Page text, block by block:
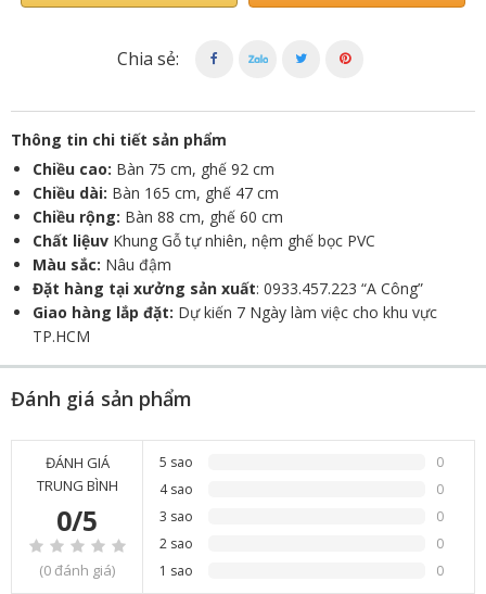
Chia sẻ:
Thông tin chi tiết sản phẩm
Chiều cao: Bàn 75 cm, ghế 92 cm
Chiều dài: Bàn 165 cm, ghế 47 cm
Chiều rộng: Bàn 88 cm, ghế 60 cm
Chất liệuv Khung Gỗ tự nhiên, nệm ghế bọc PVC
Màu sắc: Nâu đậm
Đặt hàng tại xưởng sản xuất: 0933.457.223 “A Công”
Giao hàng lắp đặt: Dự kiến 7 Ngày làm việc cho khu vực
TP.HCM
Đánh giá sản phẩm
ĐÁNH GIÁ
TRUNG BÌNH
0/5
(0 đánh giá)
5 sao
0
4 sao
0
3 sao
0
2 sao
0
1 sao
0